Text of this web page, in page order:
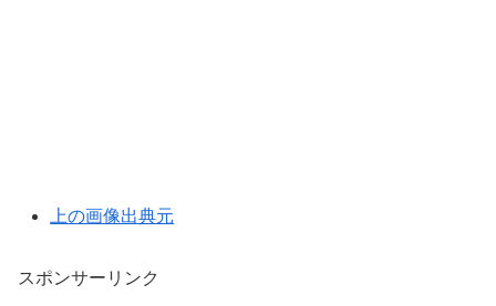
上の画像出典元
スポンサーリンク